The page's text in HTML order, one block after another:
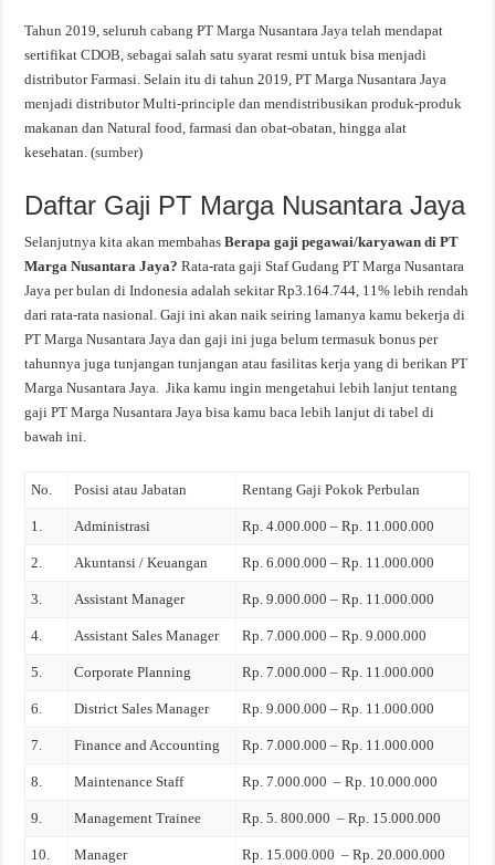
Tahun 2019, seluruh cabang PT Marga Nusantara Jaya telah mendapat
sertifikat CDOB, sebagai salah satu syarat resmi untuk bisa menjadi
distributor Farmasi. Selain itu di tahun 2019, PT Marga Nusantara Jaya
menjadi distributor Multi-principle dan mendistribusikan produk-produk
makanan dan Natural food, farmasi dan obat-obatan, hingga alat
kesehatan. (sumber)
Daftar Gaji PT Marga Nusantara Jaya
Selanjutnya kita akan membahasBerapa gaji pegawai/karyawan di PT
Marga Nusantara Jaya? Rata-rata gaji Staf Gudang PT Marga Nusantara
Jaya per bulan di Indonesia adalah sekitar Rp3.164.744, 11% lebih rendah
dari rata-rata nasional. Gaji ini akan naik seiring lamanya kamu bekerja di
PT Marga Nusantara Jaya dan gaji ini juga belum termasuk bonus per
tahunnya juga tunjangan tunjangan atau fasilitas kerja yang di berikan PT
Marga Nusantara Jaya. Jika kamu ingin mengetahui lebih lanjut tentang
gaji PT Marga Nusantara Jaya bisa kamu baca lebih lanjut di tabel di
bawah ini.
No. Posisi atau Jabatan Rentang Gaji Pokok Perbulan
1. Administrasi Rp. 4.000.000 – Rp. 11.000.000
2. Akuntansi / Keuangan Rp. 6.000.000 – Rp. 11.000.000
3. Assistant Manager Rp. 9.000.000 – Rp. 11.000.000
4. Assistant Sales Manager Rp. 7.000.000 – Rp. 9.000.000
5. Corporate Planning Rp. 7.000.000 – Rp. 11.000.000
6. District Sales Manager Rp. 9.000.000 – Rp. 11.000.000
7. Finance and Accounting Rp. 7.000.000 – Rp. 11.000.000
8. Maintenance Staff Rp. 7.000.000 – Rp. 10.000.000
9. Management Trainee Rp. 5. 800.000 – Rp. 15.000.000
10. Manager Rp. 15.000.000 – Rp. 20.000.000